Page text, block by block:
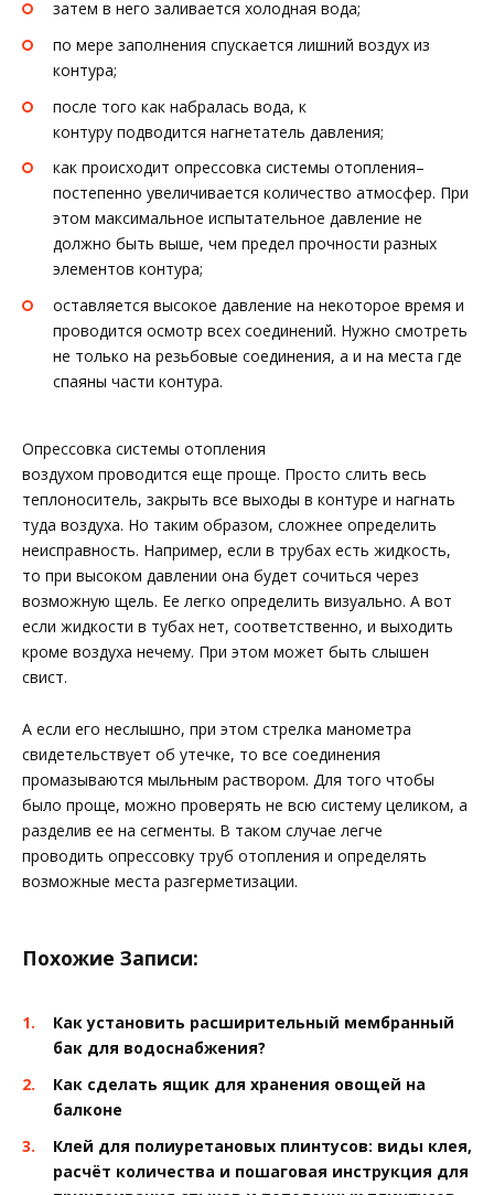
затем в него заливается холодная вода;
по мере заполнения спускается лишний воздух из
контура;
после того как набралась вода, к
контуру подводится нагнетатель давления;
как происходит опрессовка системы отопления–
постепенно увеличивается количество атмосфер. При
этом максимальное испытательное давление не
должно быть выше, чем предел прочности разных
элементов контура;
оставляется высокое давление на некоторое время и
проводится осмотр всех соединений. Нужно смотреть
не только на резьбовые соединения, а и на места где
спаяны части контура.
Опрессовка системы отопления
воздухом проводится еще проще. Просто слить весь
теплоноситель, закрыть все выходы в контуре и нагнать
туда воздуха. Но таким образом, сложнее определить
неисправность. Например, если в трубах есть жидкость,
то при высоком давлении она будет сочиться через
возможную щель. Ее легко определить визуально. А вот
если жидкости в тубах нет, соответственно, и выходить
кроме воздуха нечему. При этом может быть слышен
свист.
А если его неслышно, при этом стрелка манометра
свидетельствует об утечке, то все соединения
промазываются мыльным раствором. Для того чтобы
было проще, можно проверять не всю систему целиком, а
разделив ее на сегменты. В таком случае легче
проводить опрессовку труб отопления и определять
возможные места разгерметизации.
Похожие Записи:
Как установить расширительный мембранный
бак для водоснабжения?
Как сделать ящик для хранения овощей на
балконе
Клей для полиуретановых плинтусов: виды клея,
расчёт количества и пошаговая инструкция для